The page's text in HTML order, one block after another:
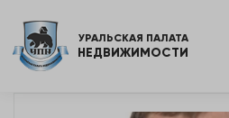
УРАЛЬСКАЯ ПАЛАТА
НЕДВИЖИМОСТИ